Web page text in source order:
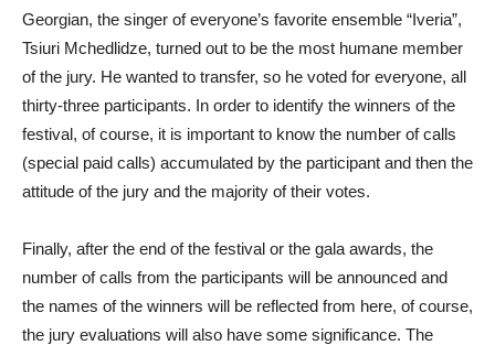
Georgian, the singer of everyone’s favorite ensemble “Iveria”,
Tsiuri Mchedlidze, turned out to be the most humane member
of the jury. He wanted to transfer, so he voted for everyone, all
thirty-three participants. In order to identify the winners of the
festival, of course, it is important to know the number of calls
(special paid calls) accumulated by the participant and then the
attitude of the jury and the majority of their votes.
Finally, after the end of the festival or the gala awards, the
number of calls from the participants will be announced and
the names of the winners will be reflected from here, of course,
the jury evaluations will also have some significance. The